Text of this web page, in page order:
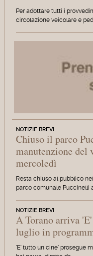
Per adottare tutti i
circolazione veicolare e
NOTIZIE BREVI
Chiuso il parco
manutenzione del
mercoledì
Resta chiuso al pubblico
parco comunale Puccinelli
NOTIZIE BREVI
A Torano arriva
luglio in
'E' tutto un cine' prosegue